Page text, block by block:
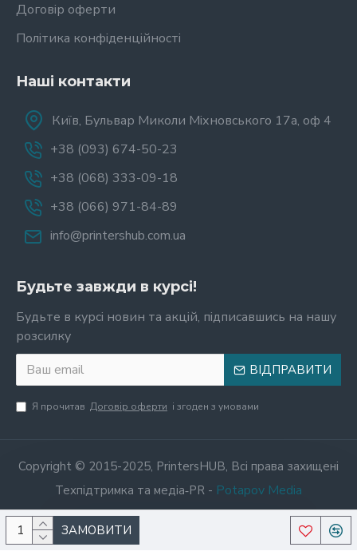
ЗАМОВИТИ
Договір оферти
Політика конфіденційності
Наші контакти
Київ, Бульвар Миколи Міхновського 17а, оф 4
+38 (093) 674-50-23
+38 (068) 333-09-18
+38 (066) 971-84-89
info@printershub.com.ua
Будьте завжди в курсі!
Будьте в курсі новин та акцій, підписавшись на нашу
розсилку
ВІДПРАВИТИ
Я прочитав Договір оферти і згоден з умовами
Copyright © 2015-2025, PrintersHUB, Всі права захищені
Техпідтримка та медіа‑PR - Potapov Media